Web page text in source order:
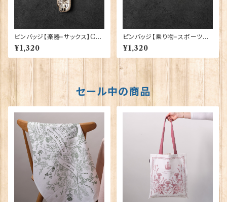
ピンバッジ【楽器=サックス】Cad
ogan 90040-XJKB09-22
¥1,320
ピンバッジ【乗り物=スポーツカ
ーW】Cadogan 90040-XJK
B11-56
¥1,320
セール中の商品